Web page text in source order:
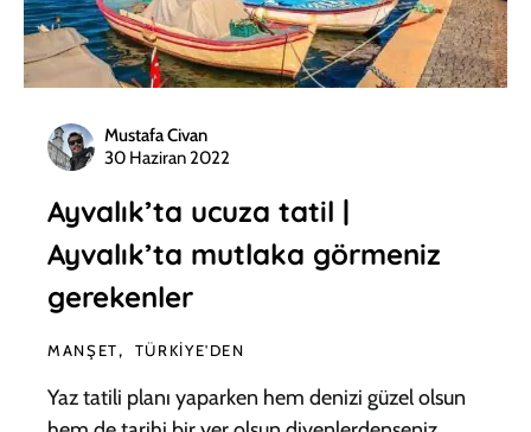
Mustafa Civan
30 Haziran 2022
Ayvalık’ta ucuza tatil |
Ayvalık’ta mutlaka görmeniz
gerekenler
MANŞET TÜRKIYE'DEN
Yaz tatili planı yaparken hem denizi güzel olsun